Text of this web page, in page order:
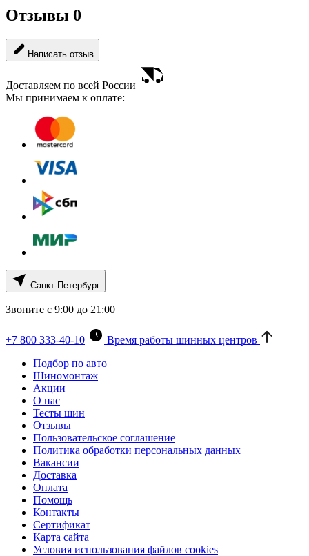
Отзывы 0
Написать отзыв
Доставляем по всей России
Мы принимаем к оплате:
Санкт-Петербург
Звоните с 9:00 до 21:00
+7 800 333-40-10
Время работы шинных центров
Подбор по авто
Шиномонтаж
Акции
О нас
Тесты шин
Отзывы
Пользовательское соглашение
Политика обработки персональных данных
Вакансии
Доставка
Оплата
Помощь
Контакты
Сертификат
Карта сайта
Условия использования файлов cookies